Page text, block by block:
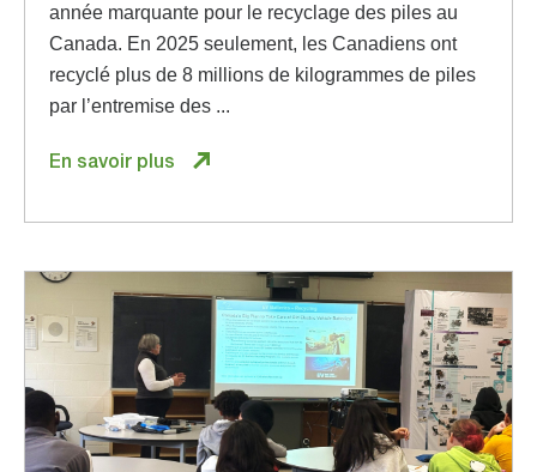
année marquante pour le recyclage des piles au
Canada. En 2025 seulement, les Canadiens ont
recyclé plus de 8 millions de kilogrammes de piles
par l’entremise des ...
En savoir plus